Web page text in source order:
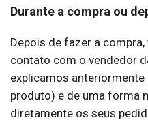
Durante a compra ou
Depois de fazer a
contato com o vendedor
explicamos anteriormente
produto) e de uma forma
diretamente os seus